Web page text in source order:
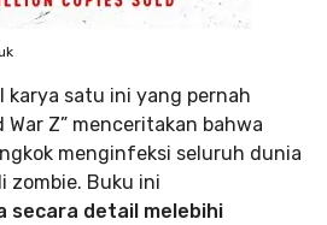
karya satu ini yang pernah
War Z” menceritakan bahwa
menginfeksi seluruh dunia
zombie. Buku ini
secara detail melebihi